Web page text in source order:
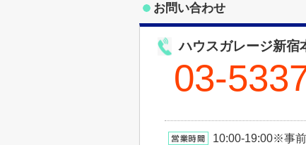
お問い合わせ
ハウスガレージ新宿
03-
10:00-19:00※事